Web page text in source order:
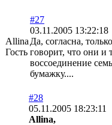
Allina
Гость
#27
03.11.2005 13:22:18
Да, согласна,
говорит, что они
воссоединение
бумажку....
#28
05.11.2005 18:23:11
Allina,